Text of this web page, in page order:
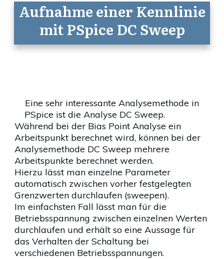
Aufnahme einer Kennlinie
mit PSpice DC Sweep
Eine sehr interessante Analysemethode in
PSpice ist die Analyse DC Sweep.
Während bei der Bias Point Analyse ein
Arbeitspunkt berechnet wird, können bei der
Analysemethode DC Sweep mehrere
Arbeitspunkte berechnet werden.
Hierzu lässt man einzelne Parameter
automatisch zwischen vorher festgelegten
Grenzwerten durchlaufen (sweepen).
Im einfachsten Fall lässt man für die
Betriebsspannung zwischen einzelnen Werten
durchlaufen und erhält so eine Aussage für
das Verhalten der Schaltung bei
verschiedenen Betriebsspannungen.